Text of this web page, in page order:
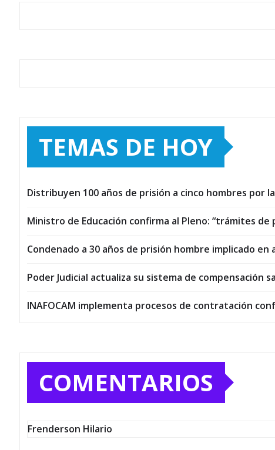
TEMAS DE HOY
Distribuyen 100 años de prisión a cinco hombres por
Ministro de Educación confirma al Pleno: “trámites
Condenado a 30 años de prisión hombre implicado en
Poder Judicial actualiza su sistema de compensación
INAFOCAM implementa procesos de contratación
COMENTARIOS
Frenderson Hilario